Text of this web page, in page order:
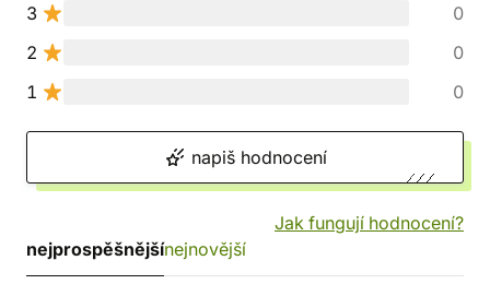
3
0
2
0
1
0
napiš hodnocení
Jak fungují hodnocení?
nejprospěšnějšínejnovější